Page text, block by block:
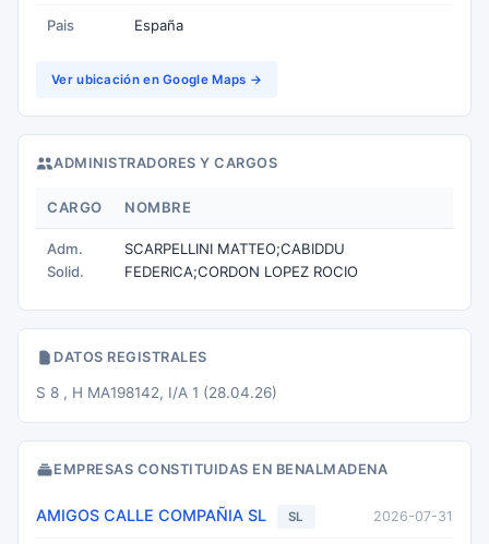
Pais España
Ver ubicación en Google Maps →
ADMINISTRADORES Y CARGOS
CARGO NOMBRE
Adm.
Solid.
SCARPELLINI MATTEO;CABIDDU
FEDERICA;CORDON LOPEZ ROCIO
DATOS REGISTRALES
S 8 , H MA198142, I/A 1 (28.04.26)
EMPRESAS CONSTITUIDAS EN BENALMADENA
AMIGOS CALLE COMPAÑIA SL SL 2026-07-31